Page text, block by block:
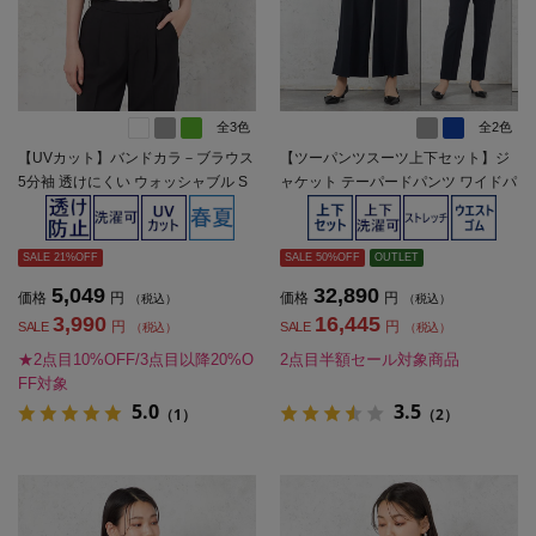
全3色
【UVカット】バンドカラ－ブラウス
5分袖 透けにくい ウォッシャブル S
OFFICE 春夏【レディース】
SALE 21%OFF
価格 5,049 円 （税込）
SALE 3,990 円 （税込）
★2点目10%OFF/3点目以降20%O
FF対象
5.0 （1）
全2色
【ツーパンツスーツ上下セット】ジ
ャケット テーパードパンツ ワイドパ
ンツセット 上下ウォッシャブル スト
レッチ 無地 SOFFICE 【レディー
ス】
SALE 50%OFF OUTLET
価格 32,890 円 （税込）
SALE 16,445 円 （税込）
2点目半額セール対象商品
3.5 （2）